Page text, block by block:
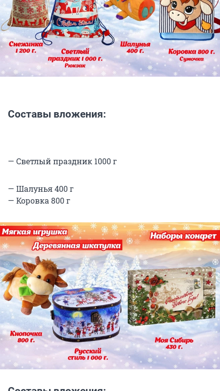
Составы вложения:
— Светлый праздник 1000 г
— Шалунья 400 г
— Коровка 800 г